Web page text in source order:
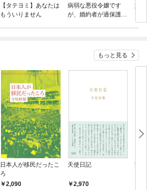
【タテヨミ】あなたは
もういりません
病弱な悪役令嬢です
が、婚約者が過保護す
妹
もっと見る
日本人が移民だったこ
ろ
2,090
天使日記
2,970
彗